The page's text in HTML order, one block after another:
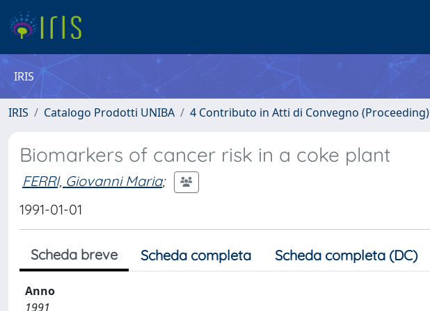
IRIS
IRIS Catalogo Prodotti UNIBA 4 Contributo in Atti di Convegno (Proceeding)
Biomarkers of cancer risk in a coke plant
FERRI, Giovanni Maria;
1991-01-01
Scheda breve Scheda completa Scheda completa (DC)
Anno
1991